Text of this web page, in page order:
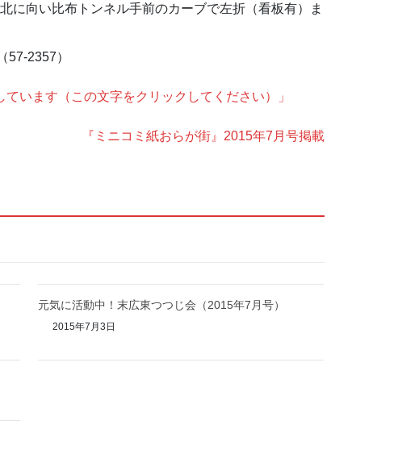
に向い比布トンネル手前のカーブで左折（看板有）ま
57-2357）
います（この文字をクリックしてください）」
『ミニコミ紙おらが街』2015年7月号掲載
元気に活動中！末広東つつじ会（2015年7月号）
2015年7月3日